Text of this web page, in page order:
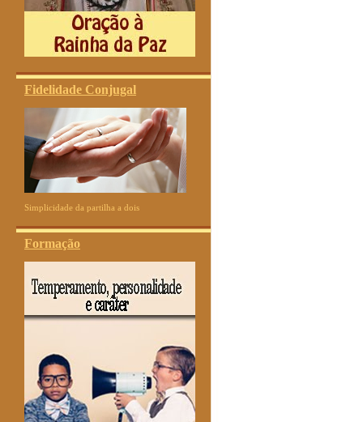
Fidelidade Conjugal
Simplicidade da partilha a dois
Formação